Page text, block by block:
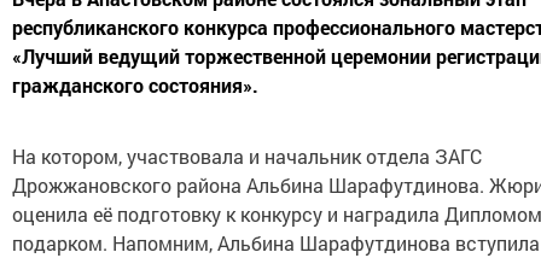
республиканского конкурса профессионального
«Лучший ведущий торжественной церемонии
гражданского состояния».
На котором, участвовала и начальник отдела ЗАГС
Дрожжановского района Альбина Шарафутдинова.
оценила её подготовку к конкурсу и наградила
подарком. Напомним, Альбина Шарафутдинова